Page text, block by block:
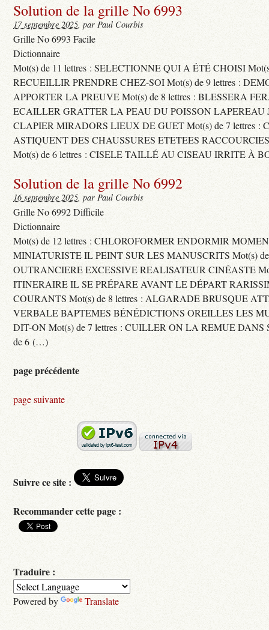
Solution de la grille No 6993
17 septembre 2025, par Paul Courbis
Grille No 6993 Facile
Dictionnaire
Mot(s) de 11 lettres : SELECTIONNE QUI A ÉTÉ CHOISI
RECUEILLIR PRENDRE CHEZ-SOI Mot(s) de 9 lettres :
APPORTER LA PREUVE Mot(s) de 8 lettres : BLESSERA
ECAILLER GRATTER LA PEAU DU POISSON LAPEREAU
CLAPIER MIRADORS LIEUX DE GUET Mot(s) de 7 lettres :
ASTIQUENT DES CHAUSSURES ETETEES
Mot(s) de 6 lettres : CISELE TAILLÉ AU CISEAU IRRITE À
Solution de la grille No 6992
16 septembre 2025, par Paul Courbis
Grille No 6992 Difficile
Dictionnaire
Mot(s) de 12 lettres : CHLOROFORMER ENDORMIR
MINIATURISTE IL PEINT SUR LES MANUSCRITS Mot(s) de
OUTRANCIERE EXCESSIVE REALISATEUR CINÉASTE
ITINERAIRE IL SE PRÉPARE AVANT LE DÉPART
COURANTS Mot(s) de 8 lettres : ALGARADE BRUSQUE
VERBALE BAPTEMES BÉNÉDICTIONS OREILLES LES
DIT-ON Mot(s) de 7 lettres : CUILLER ON LA REMUE DANS
de 6 (…)
page précédente
page suivante
Suivre ce site :
Recommander cette page :
Traduire :
Powered by Translate